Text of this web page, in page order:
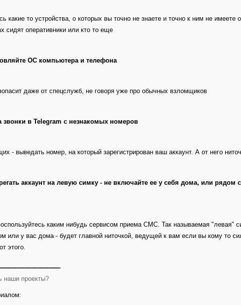
какие то устройства, о которых вы точно не знаете и точно к ним не имеете
сидят оперативники или кто то еще
ОС компьютера и телефона
даже от спецслужб, не говоря уже про обычных взломщиков
звонки в Telegram с незнакомых номеров
- выведать номер, на который зарегистрирован ваш аккаунт. А от него
аккаунт на левую симку - не включайте ее у себя дома, или
каким нибудь сервисом приема СМС. Так называемая "левая"
или у вас дома - будет главной ниточкой, ведущей к вам если вы кому то
этого.
наши проекты?